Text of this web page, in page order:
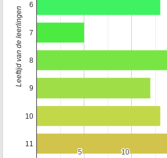
5
5 10
10
6
7
8
9
10
11
Leeftijd van de leerlingen